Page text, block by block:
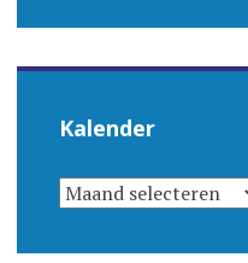
Kalender
KALENDER